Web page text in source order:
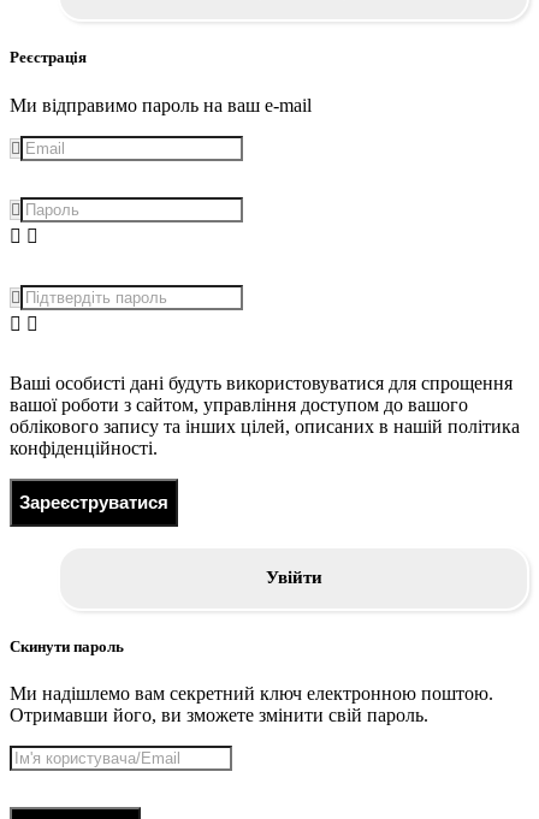
Реєстрація
Ми відправимо пароль на ваш e-mail
Ваші особисті дані будуть використовуватися для спрощення
вашої роботи з сайтом, управління доступом до вашого
облікового запису та інших цілей, описаних в нашій політика
конфіденційності.
Зареєструватися
Увійти
Скинути пароль
Ми надішлемо вам секретний ключ електронною поштою.
Отримавши його, ви зможете змінити свій пароль.